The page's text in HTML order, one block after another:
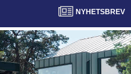
NYHETSBREV